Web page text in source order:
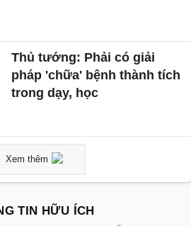
Thủ tướng: Phải có giải
pháp 'chữa' bệnh thành tích
trong dạy, học
Xem thêm
TIN HỮU ÍCH